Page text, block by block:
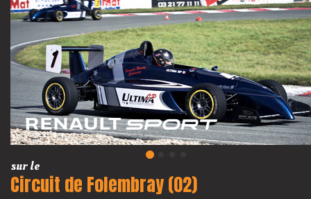
sur le
Circuit de Folembray (02)